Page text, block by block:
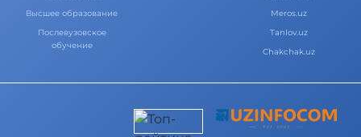
Высшее образование
Послевузовское
обучение
Meros.uz
Tanlov.uz
Chakchak.uz